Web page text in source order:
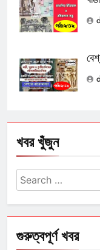
খবর খুঁজুন
Search
for:
গুরুত্বপূর্ণ খবর